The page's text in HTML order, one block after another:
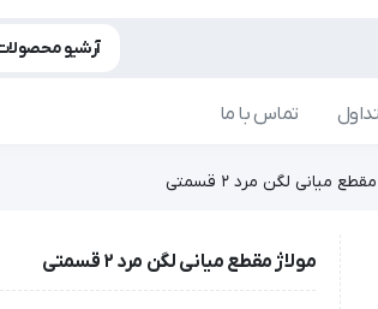
آرشیو
تماس با ما
میانی لگن مرد 2 قسمتی
مولاژ مقطع میانی لگن مرد 2 قسمتی